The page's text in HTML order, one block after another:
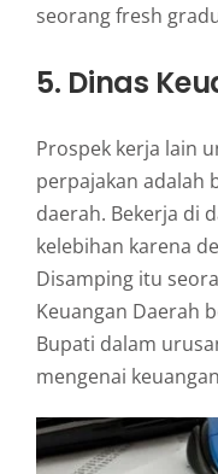
seorang fresh
5. Dinas
Prospek kerja lain
perpajakan adalah
daerah. Bekerja di
kelebihan karena
Disamping itu
Keuangan Daerah
Bupati dalam
mengenai